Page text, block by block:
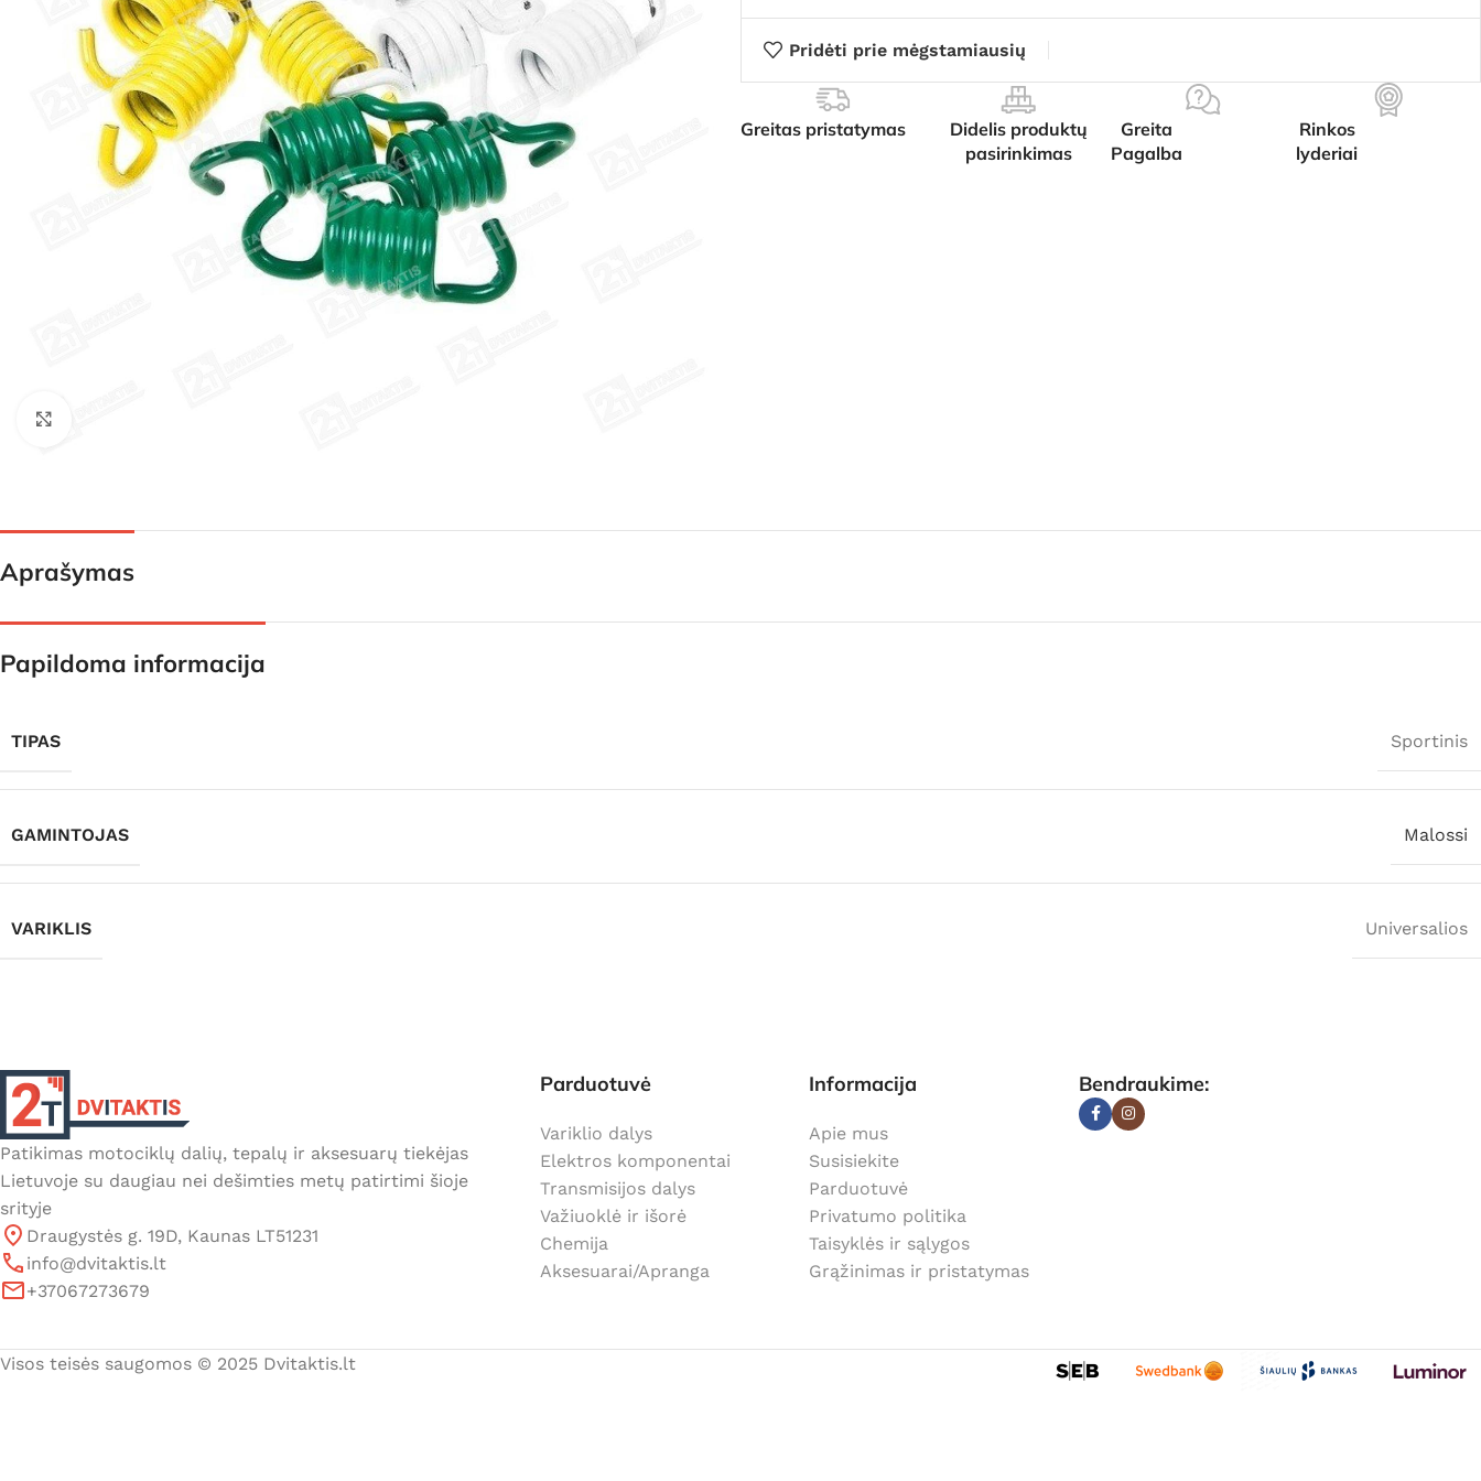
Pridėti prie mėgstamiausių
Greitas pristatymas
Didelis produktų
pasirinkimas
Greita
Pagalba
Rinkos
lyderiai
Aprašymas
Papildoma informacija
TIPAS Sportinis
GAMINTOJAS Malossi
VARIKLIS Universalios
Patikimas motociklų dalių, tepalų ir aksesuarų tiekėjas
Lietuvoje su daugiau nei dešimties metų patirtimi šioje
srityje
Draugystės g. 19D, Kaunas LT51231
info@dvitaktis.lt
+37067273679
Parduotuvė
Variklio dalys
Elektros komponentai
Transmisijos dalys
Važiuoklė ir išorė
Chemija
Aksesuarai/Apranga
Informacija
Apie mus
Susisiekite
Parduotuvė
Privatumo politika
Taisyklės ir sąlygos
Grąžinimas ir pristatymas
Bendraukime:
Visos teisės saugomos © 2025 Dvitaktis.lt